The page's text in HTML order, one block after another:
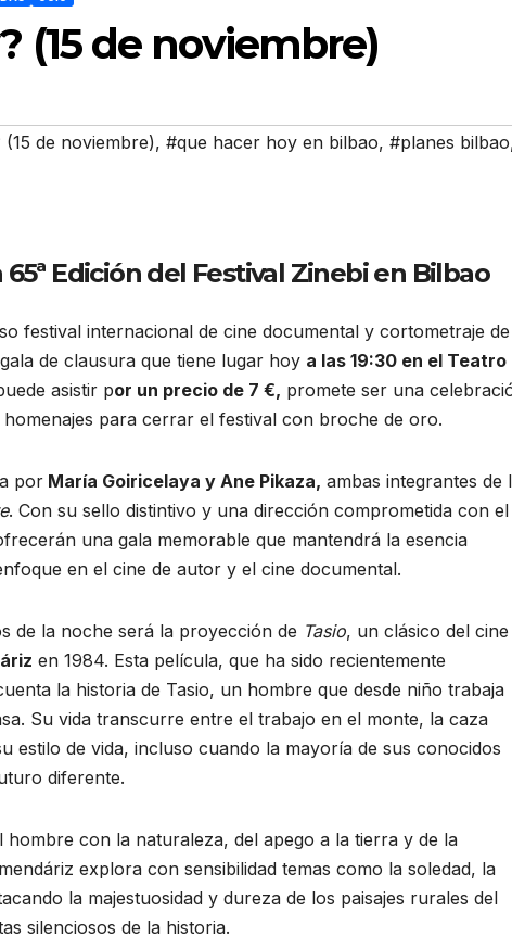
(15 de noviembre)
de noviembre), #que hacer hoy en bilbao, #planes bilbao
Edición del Festival Zinebi en Bilbao
festival internacional de cine documental y cortometraje de
de clausura que tiene lugar hoy a las 19:30 en el Teatro
asistir por un precio de 7 €, promete ser una
para cerrar el festival con broche de oro.
por María Goiricelaya y Ane Pikaza, ambas integrantes de
. Con su sello distintivo y una dirección comprometida con el
una gala memorable que mantendrá la esencia
en el cine de autor y el cine documental.
de la noche será la proyección de Tasio, un clásico del cine
en 1984. Esta película, que ha sido recientemente
la historia de Tasio, un hombre que desde niño trabaja
Su vida transcurre entre el trabajo en el monte, la caza
estilo de vida, incluso cuando la mayoría de sus conocidos
diferente.
con la naturaleza, del apego a la tierra y de la
explora con sensibilidad temas como la soledad, la
la majestuosidad y dureza de los paisajes rurales del
silenciosos de la historia.